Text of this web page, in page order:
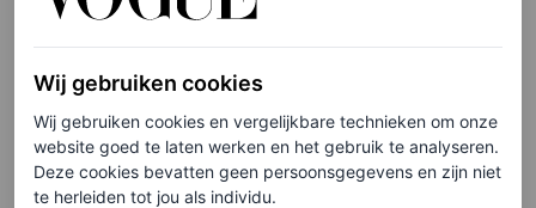
View this post on Instagram
Wij gebruiken cookies
Wij gebruiken cookies en vergelijkbare technieken om onze
website goed te laten werken en het gebruik te analyseren.
Deze cookies bevatten geen persoonsgegevens en zijn niet
te herleiden tot jou als individu.